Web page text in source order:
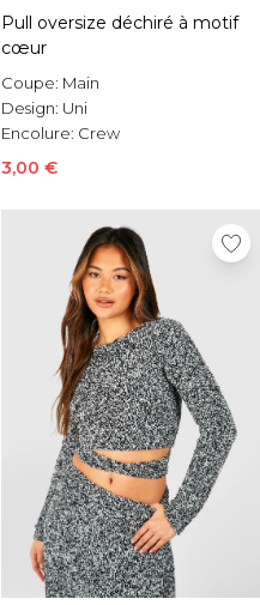
Pull oversize déchiré à motif
cœur
Coupe: Main
Design: Uni
Encolure: Crew
3,00 €